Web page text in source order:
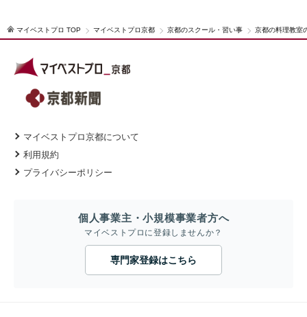
マイベストプロ TOP マイベストプロ京都 京都のスクール・習い事 京都の料理教室
マイベストプロ京都について
利用規約
プライバシーポリシー
個人事業主・小規模事業者方へ
マイベストプロに登録しませんか？
専門家登録はこちら